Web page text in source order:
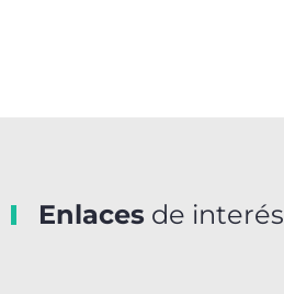
Enlaces de interés